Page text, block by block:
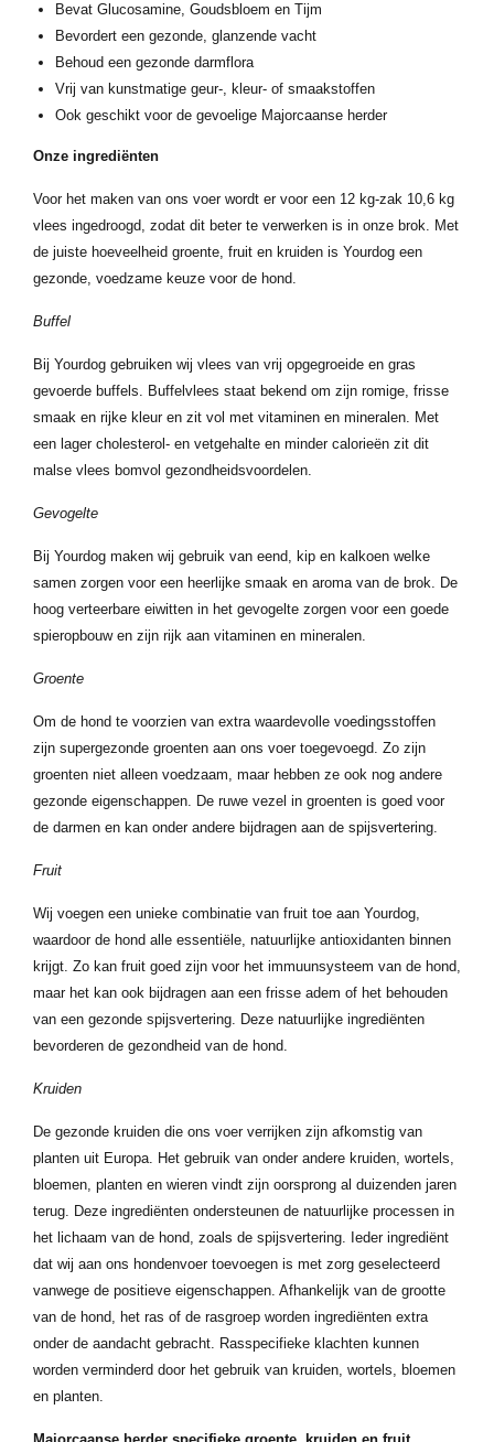
Bevat Glucosamine, Goudsbloem en Tijm
Bevordert een gezonde, glanzende vacht
Behoud een gezonde darmflora
Vrij van kunstmatige geur-, kleur- of smaakstoffen
Ook geschikt voor de gevoelige Majorcaanse herder
Onze ingrediënten
Voor het maken van ons voer wordt er voor een 12 kg-zak 10,6 kg
vlees ingedroogd, zodat dit beter te verwerken is in onze brok. Met
de juiste hoeveelheid groente, fruit en kruiden is Yourdog een
gezonde, voedzame keuze voor de hond.
Buffel
Bij Yourdog gebruiken wij vlees van vrij opgegroeide en gras
gevoerde buffels. Buffelvlees staat bekend om zijn romige, frisse
smaak en rijke kleur en zit vol met vitaminen en mineralen. Met
een lager cholesterol- en vetgehalte en minder calorieën zit dit
malse vlees bomvol gezondheidsvoordelen.
Gevogelte
Bij Yourdog maken wij gebruik van eend, kip en kalkoen welke
samen zorgen voor een heerlijke smaak en aroma van de brok. De
hoog verteerbare eiwitten in het gevogelte zorgen voor een goede
spieropbouw en zijn rijk aan vitaminen en mineralen.
Groente
Om de hond te voorzien van extra waardevolle voedingsstoffen
zijn supergezonde groenten aan ons voer toegevoegd. Zo zijn
groenten niet alleen voedzaam, maar hebben ze ook nog andere
gezonde eigenschappen. De ruwe vezel in groenten is goed voor
de darmen en kan onder andere bijdragen aan de spijsvertering.
Fruit
Wij voegen een unieke combinatie van fruit toe aan Yourdog,
waardoor de hond alle essentiële, natuurlijke antioxidanten binnen
krijgt. Zo kan fruit goed zijn voor het immuunsysteem van de hond,
maar het kan ook bijdragen aan een frisse adem of het behouden
van een gezonde spijsvertering. Deze natuurlijke ingrediënten
bevorderen de gezondheid van de hond.
Kruiden
De gezonde kruiden die ons voer verrijken zijn afkomstig van
planten uit Europa. Het gebruik van onder andere kruiden, wortels,
bloemen, planten en wieren vindt zijn oorsprong al duizenden jaren
terug. Deze ingrediënten ondersteunen de natuurlijke processen in
het lichaam van de hond, zoals de spijsvertering. Ieder ingrediënt
dat wij aan ons hondenvoer toevoegen is met zorg geselecteerd
vanwege de positieve eigenschappen. Afhankelijk van de grootte
van de hond, het ras of de rasgroep worden ingrediënten extra
onder de aandacht gebracht. Rasspecifieke klachten kunnen
worden verminderd door het gebruik van kruiden, wortels, bloemen
en planten.